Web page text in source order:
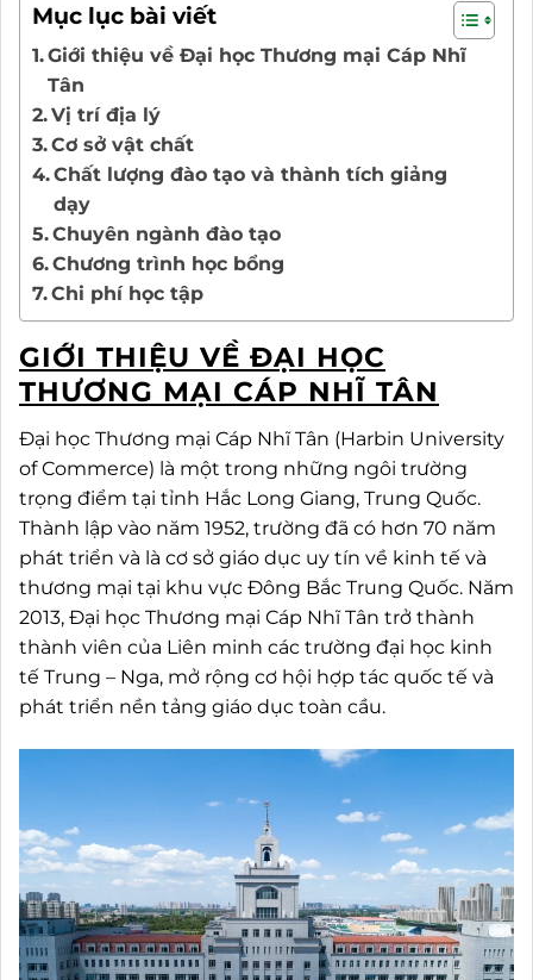
Mục lục bài viết
Giới thiệu về Đại học Thương mại Cáp Nhĩ
Tân
Vị trí địa lý
Cơ sở vật chất
Chất lượng đào tạo và thành tích giảng
dạy
Chuyên ngành đào tạo
Chương trình học bổng
Chi phí học tập
GIỚI THIỆU VỀ ĐẠI HỌC
THƯƠNG MẠI CÁP NHĨ TÂN
Đại học Thương mại Cáp Nhĩ Tân (Harbin University
of Commerce) là một trong những ngôi trường
trọng điểm tại tỉnh Hắc Long Giang, Trung Quốc.
Thành lập vào năm 1952, trường đã có hơn 70 năm
phát triển và là cơ sở giáo dục uy tín về kinh tế và
thương mại tại khu vực Đông Bắc Trung Quốc. Năm
2013, Đại học Thương mại Cáp Nhĩ Tân trở thành
thành viên của Liên minh các trường đại học kinh
tế Trung – Nga, mở rộng cơ hội hợp tác quốc tế và
phát triển nền tảng giáo dục toàn cầu.